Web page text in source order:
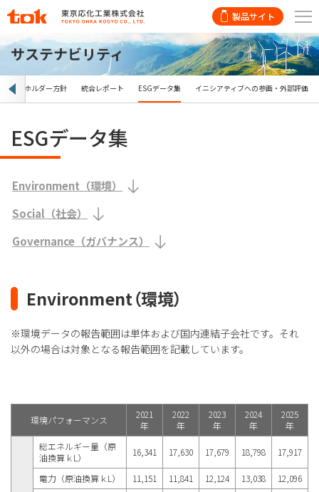
製品サイト
サステナビリティ
テークホルダー方針 統合レポート ESGデータ集 イニシアティブへの参画・外部評価
ESGデータ集
Environment（環境）
Social（社会）
Governance（ガバナンス）
Environment（環境）
※環境データの報告範囲は単体および国内連結子会社です。それ
以外の場合は対象となる報告範囲を記載しています。
環境パフォーマンス
2021
年
2022
年
2023
年
2024
年
2025
年
総エネルギー量（原
油換算ｋL）
16,341 17,630 17,679 18,798 17,917
電力（原油換算ｋL） 11,151 11,841 12,124 13,038
12,096